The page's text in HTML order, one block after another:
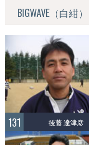
BIGWAVE（白
131 後藤 達津彦